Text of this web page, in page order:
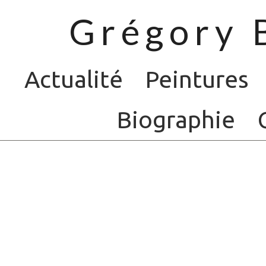
Grégory
Actualité
Peintures
Biographie